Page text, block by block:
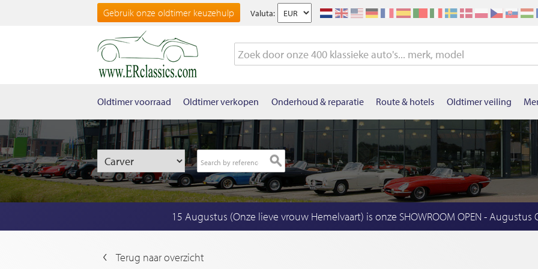
Gebruik onze oldtimer keuzehulp Valuta:
Oldtimer voorraad Oldtimer verkopen Onderhoud & reparatie Route & hotels Oldtimer veiling
15 Augustus (Onze lieve vrouw Hemelvaart) is onze SHOWROOM OPEN - Augustus
Terug naar overzicht